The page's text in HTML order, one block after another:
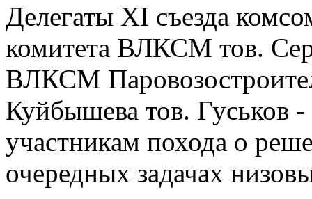
Делегаты XI съезда
комитета ВЛКСМ тов.
ВЛКСМ
Куйбышева тов. Гуськов -
участникам похода о
очередных задачах